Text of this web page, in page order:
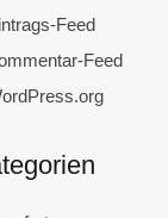
Feed
Feed